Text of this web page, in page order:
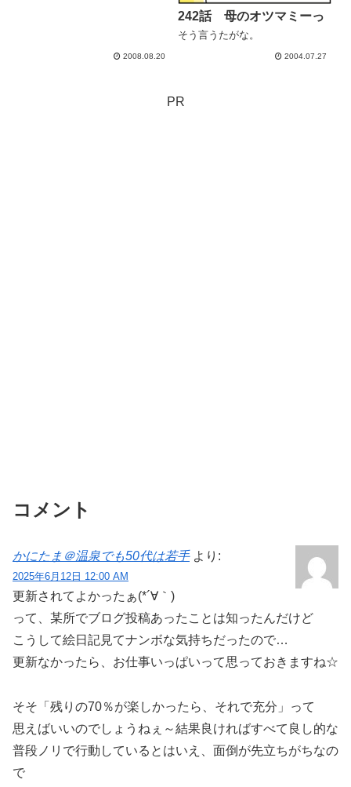
2008.08.20
242話 母のオツマミーっ
そう言うたがな。
2004.07.27
PR
コメント
かにたま＠温泉でも50代は若手 より:
2025年6月12日 12:00 AM
更新されてよかったぁ(*´∀｀)
って、某所でブログ投稿あったことは知ったんだけど
こうして絵日記見てナンボな気持ちだったので…
更新なかったら、お仕事いっぱいって思っておきますね☆
そそ「残りの70％が楽しかったら、それで充分」って
思えばいいのでしょうねぇ～結果良ければすべて良し的な
普段ノリで行動しているとはいえ、面倒が先立ちがちなの
で